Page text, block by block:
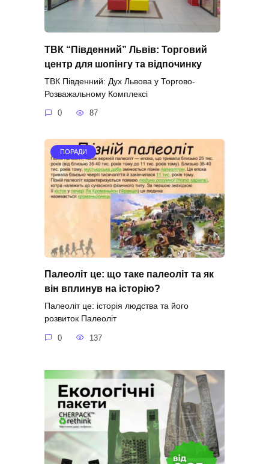
ТВК “Південний” Львів: Торговий
центр для шопінгу та відпочинку
ТВК Південний: Дух Львова у Торгово-
Розважальному Комплексі
0 87
ПОРАДИ
Палеоліт це: що таке палеоліт та як
він вплинув на історію?
Палеоліт це: історія людства та його
розвиток Палеоліт
0 137